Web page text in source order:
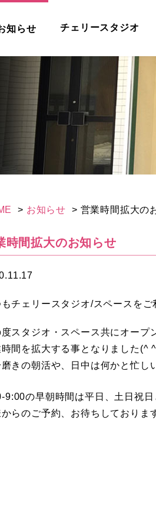
知らせ チェリースタジオ
お知らせ 営業時間拡大の
時間拡大のお知らせ
もチェリースタジオ/スペースを
度スタジオ・スペース共にオープ
間を拡大する事となりました(^
磨きの朝活や、日中は何かと忙し
9:00の早朝時間は平日、土日祝
からのご予約、お待ちしておりま